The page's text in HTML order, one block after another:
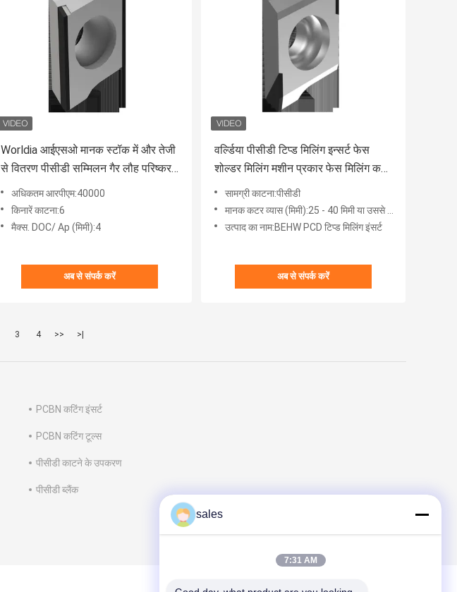
Worldia आईएसओ मानक स्टॉक में और तेजी
से वितरण पीसीडी सम्मिलन गैर लौह परिष्करण
सामग्री के पीसीडी सम्मिलन
अधिकतम आरपीएम:40000
किनारें काटना:6
मैक्स. DOC/ Ap (मिमी):4
अब से संपर्क करें
वर्ल्डिया पीसीडी टिप्ड मिलिंग इन्सर्ट फेस
शोल्डर मिलिंग मशीन प्रकार फेस मिलिंग कटर
अधिकतम आरपीएम 40000 के साथ
सामग्री काटना:पीसीडी
मानक कटर व्यास (मिमी):25 - 40 मिमी या उससे अधिक 40 मिमी
उत्पाद का नाम:BEHW PCD टिप्ड मिलिंग इंसर्ट
अब से संपर्क करें
3 4 >> >|
PCBN कटिंग इंसर्ट
PCBN कटिंग टूल्स
पीसीडी काटने के उपकरण
पीसीडी ब्लैंक
sales
7:31 AM